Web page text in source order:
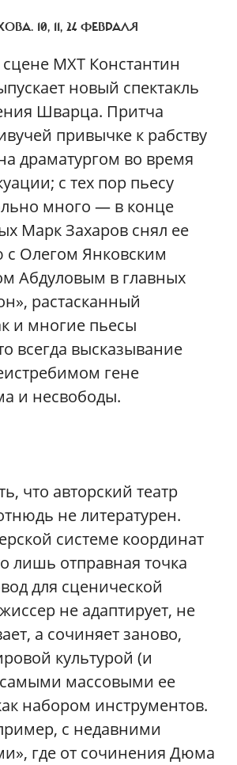
10, 11, 24 ФЕВРАЛЯ
МХТ Константин
новый спектакль
Шварца. Притча
привычке к рабству
драматургом во время
с тех пор пьесу
много — в конце
Марк Захаров снял ее
с Олегом Янковским
Абдуловым в главных
растасканный
и многие пьесы
всегда высказывание
гене
и несвободы.
что авторский театр
не литературен.
системе координат
лишь отправная точка
для сценической
не адаптирует, не
а сочиняет заново,
культурой (и
массовыми ее
набором инструментов.
с недавними
где от сочинения Дюма